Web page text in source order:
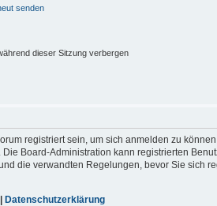
senden
dieser Sitzung verbergen
registriert sein, um sich anmelden zu
Board-Administration kann registrierten
die verwandten Regelungen, bevor Sie sich
| Datenschutzerklärung